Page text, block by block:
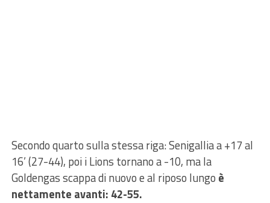
Secondo quarto sulla stessa riga: Senigallia a +17 al
16’ (27-44), poi i Lions tornano a -10, ma la
Goldengas scappa di nuovo e al riposo lungo è
nettamente avanti: 42-55.